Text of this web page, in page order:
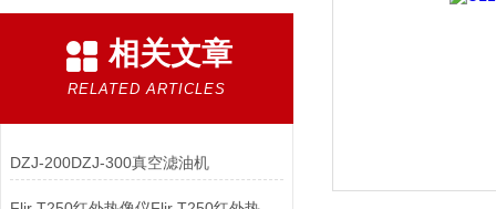
相关文章
RELATED ARTICLES
DZJ-200DZJ-300真空滤油机